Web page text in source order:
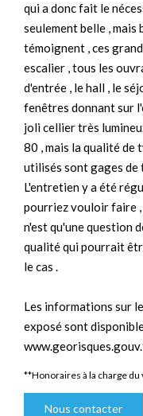
qui a donc fait le
seulement belle , mais
témoignent , ces
escalier , tous les
d'entrée , le hall , le
fenêtres donnant sur
joli cellier très
80 , mais la qualité
utilisés sont gages de
L'entretien y a été
pourriez vouloir faire ,
n'est qu'une question
qualité qui pourrait
le cas .
Les informations sur
exposé sont
**Honoraires à la charge
Nous contacter